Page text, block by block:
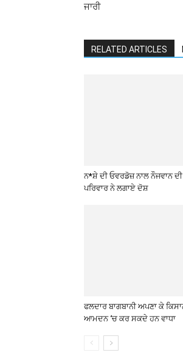
ਜਾਰੀ
RELATED ARTICLES
ਨ*ਸ਼ੇ ਦੀ ਓਵਰਡੋਜ਼ ਨਾਲ ਨੌਜਵਾਨ
ਪਰਿਵਾਰ ਨੇ ਲਗਾਏ ਦੋਸ਼
ਫਲਦਾਰ ਬਾਗਬਾਨੀ ਅਪਣਾ ਕੇ
ਆਮਦਨ ‘ਚ ਕਰ ਸਕਦੇ ਹਨ ਵਾਧਾ